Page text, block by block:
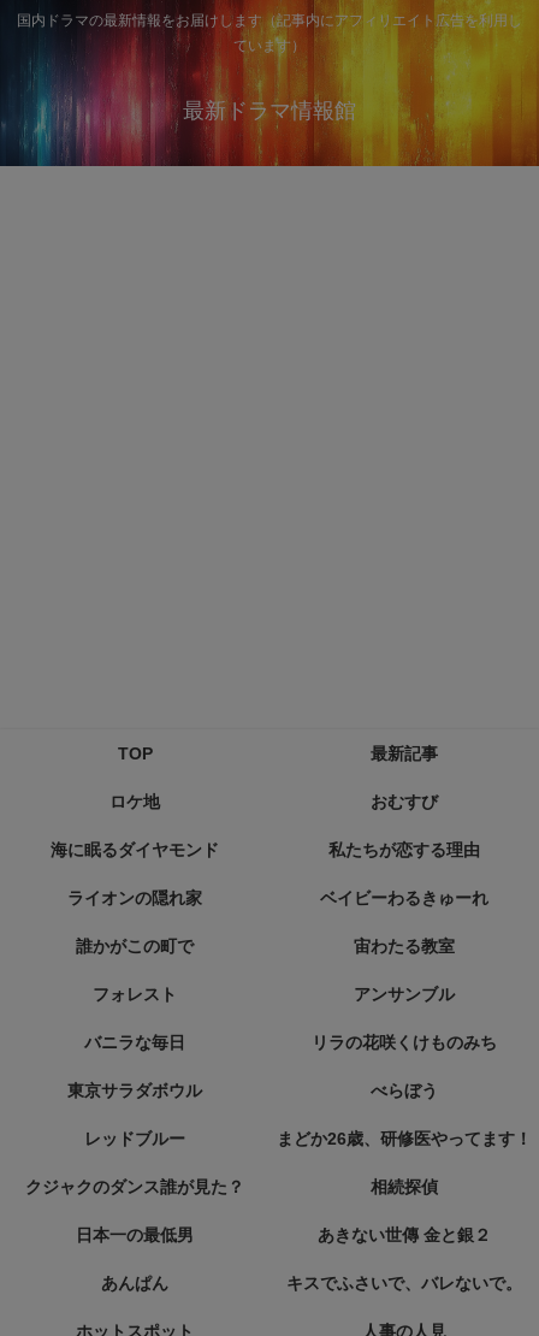
国内ドラマの最新情報をお届けします（記事内にアフィリエイト広告を利用し
ています）
最新ドラマ情報館
TOP 最新記事
ロケ地 おむすび
海に眠るダイヤモンド 私たちが恋する理由
ライオンの隠れ家 ベイビーわるきゅーれ
誰かがこの町で 宙わたる教室
フォレスト アンサンブル
バニラな毎日 リラの花咲くけものみち
東京サラダボウル べらぼう
レッドブルー まどか26歳、研修医やってます！
クジャクのダンス誰が見た？ 相続探偵
日本一の最低男 あきない世傳 金と銀２
あんぱん キスでふさいで、バレないで。
ホットスポット 人事の人見